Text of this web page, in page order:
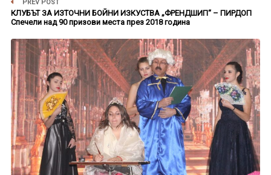
PREV POST
КЛУБЪТ ЗА ИЗТОЧНИ БОЙНИ ИЗКУСТВА „ФРЕНДШИП“ – ПИРДОП
Спечели над 90 призови места през 2018 година